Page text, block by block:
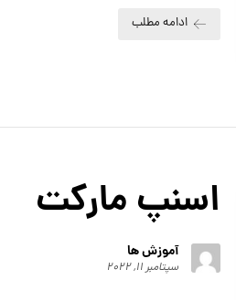
ادامه مطلب
اسنپ‌ مارکت
آموزش ها
سپتامبر ۱۱, ۲۰۲۲